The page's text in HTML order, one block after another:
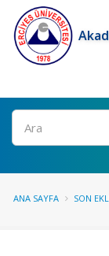
Ara
ANA SAYFA SON